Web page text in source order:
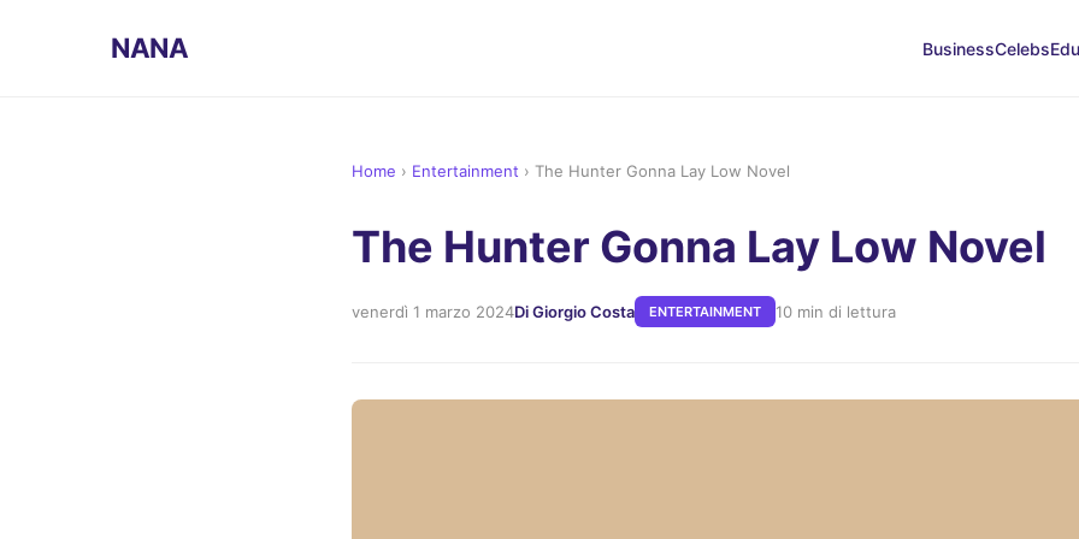
NANA BusinessCelebs
Home › Entertainment › The Hunter Gonna Lay Low Novel
The Hunter Gonna Lay Low Novel
venerdì 1 marzo 2024Di Giorgio Costa ENTERTAINMENT 10 min di lettura